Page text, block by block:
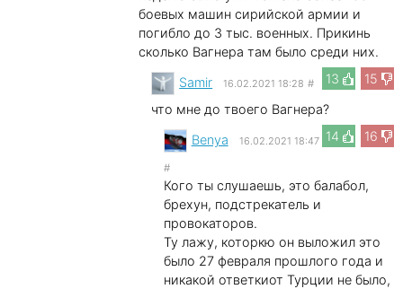
боевых машин сирийской армии и
погибло до 3 тыс. военных. Прикинь
сколько Вагнера там было среди них.
13
15
Samir 16.02.2021 18:28 #
что мне до твоего Вагнера?
14
16
Benya 16.02.2021 18:47
#
Кого ты слушаешь, это балабол,
брехун, подстрекатель и
провокаторов.
Ту лажу, которкю он выложил это
было 27 февраля прошлого года и
никакой ответкиот Турции не было,